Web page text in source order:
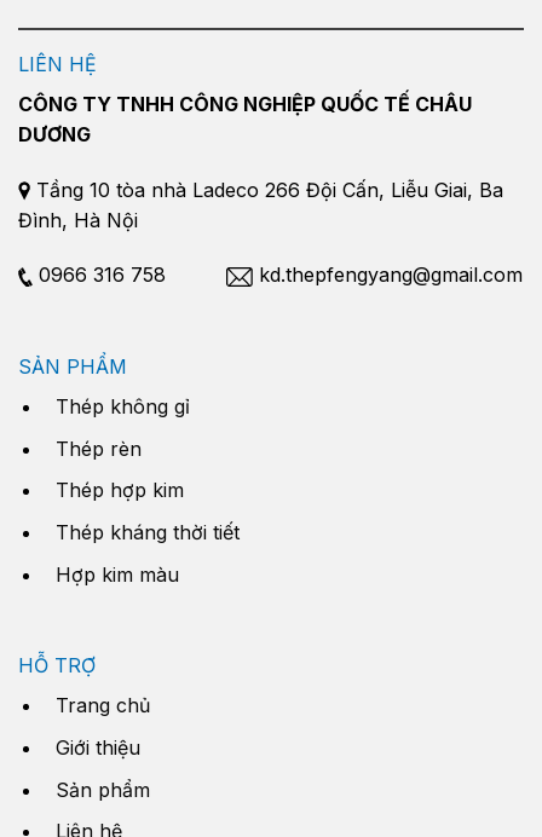
LIÊN HỆ
CÔNG TY TNHH CÔNG NGHIỆP QUỐC TẾ CHÂU
DƯƠNG
Tầng 10 tòa nhà Ladeco 266 Đội Cấn, Liễu Giai, Ba
Đình, Hà Nội
0966 316 758 kd.thepfengyang@gmail.com
SẢN PHẨM
Thép không gỉ
Thép rèn
Thép hợp kim
Thép kháng thời tiết
Hợp kim màu
HỖ TRỢ
Trang chủ
Giới thiệu
Sản phẩm
Liên hệ